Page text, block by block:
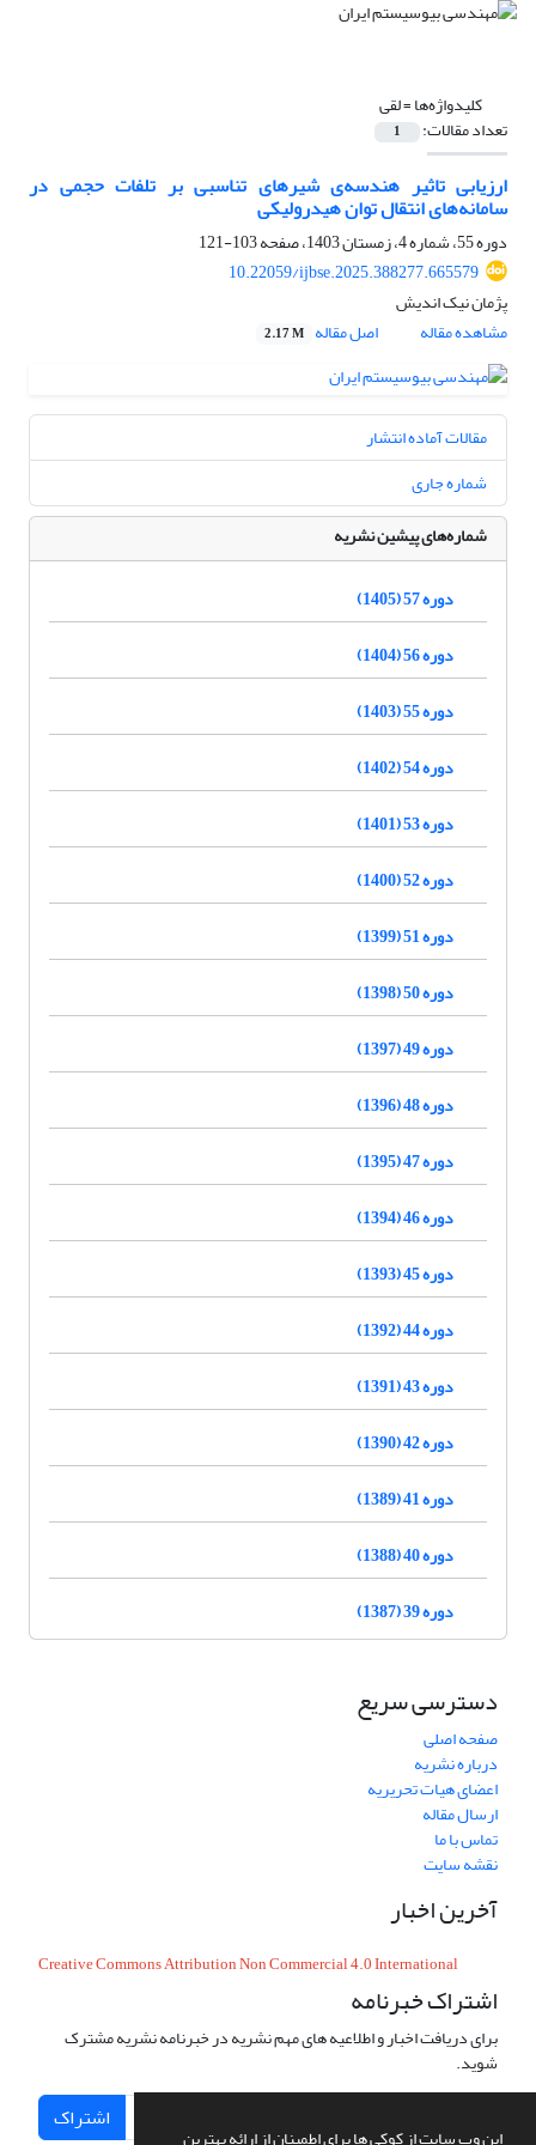
این وب سایت از کوکی ها برای اطمینان از ارائه بهترین
کلیدواژه‌ها =لقی
تعداد مقالات: 1
ارزیابی تاثیر هندسه‌ی شیر‌های تناسبی بر تلفات حجمی در
سامانه‌های انتقال توان هیدرولیکی
دوره 55، شماره 4، زمستان 1403، صفحه
103-121
10.22059/ijbse.2025.388277.665579
پژمان نیک اندیش
مشاهده مقاله
اصل مقاله 2.17 M
مقالات آماده انتشار
شماره جاری
شماره‌های پیشین نشریه
دوره 57 (1405)
دوره 56 (1404)
دوره 55 (1403)
دوره 54 (1402)
دوره 53 (1401)
دوره 52 (1400)
دوره 51 (1399)
دوره 50 (1398)
دوره 49 (1397)
دوره 48 (1396)
دوره 47 (1395)
دوره 46 (1394)
دوره 45 (1393)
دوره 44 (1392)
دوره 43 (1391)
دوره 42 (1390)
دوره 41 (1389)
دوره 40 (1388)
دوره 39 (1387)
دسترسی سریع
صفحه اصلی
درباره نشریه
اعضای هیات تحریریه
ارسال مقاله
تماس با ما
نقشه سایت
آخرین اخبار
Creative Commons Attribution Non Commercial 4.0 International
اشتراک خبرنامه
برای دریافت اخبار و اطلاعیه های مهم نشریه در خبرنامه نشریه مشترک
شوید.
اشتراک